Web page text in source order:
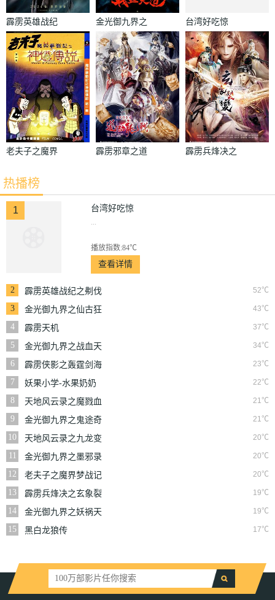
霹雳英雄战纪
之刜伐世界
金光御九界之
战血天道
台湾好吃惊
老夫子之魔界
霹雳邪章之道
霹雳兵烽决之
热播榜
1 台湾好吃惊
...
播放指数:84℃
查看详情
2 52℃
霹雳英雄战纪之刜伐
世界
3 43℃
金光御九界之仙古狂
涛
4 37℃
霹雳天机
5
34℃
金光御九界之战血天
道
6 23℃
霹雳侠影之轰霆剑海
录
7 22℃
妖果小学-水果奶奶
的大秘密
8 21℃
天地风云录之魔戮血
战
9 21℃
金光御九界之鬼途奇
行录
10 20℃
天地风云录之九龙变
11
20℃
金光御九界之墨邪录
12
20℃
老夫子之魔界梦战记
粤语
13 19℃
霹雳兵烽决之玄象裂
变
14 19℃
金光御九界之妖祸天
劫
15 17℃
黑白龙狼传